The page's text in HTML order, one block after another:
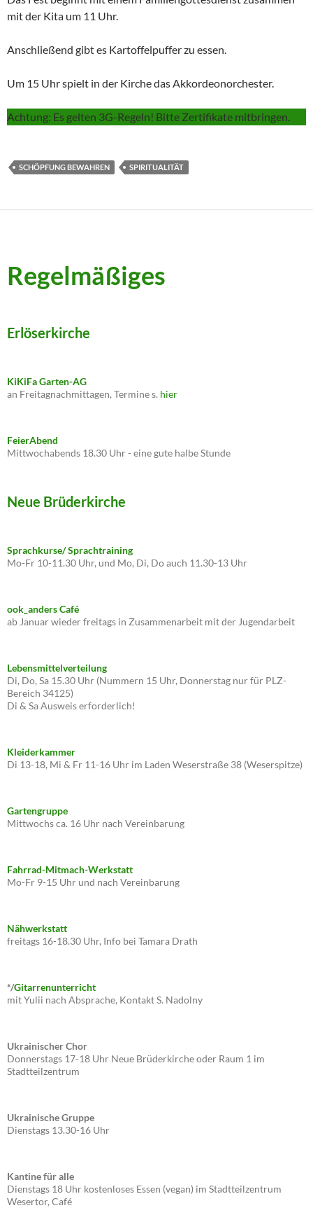
mit der Kita um 11 Uhr.
Anschließend gibt es Kartoffelpuffer zu essen.
Um 15 Uhr spielt in der Kirche das Akkordeonorchester.
Achtung: Es gelten 3G-Regeln! Bitte Zertifikate mitbringen.
SCHÖPFUNG BEWAHREN SPIRITUALITÄT
Regelmäßiges
Erlöserkirche
KiKiFa Garten-AG
an Freitagnachmittagen, Termine s. hier
FeierAbend
Mittwochabends 18.30 Uhr - eine gute halbe Stunde
Neue Brüderkirche
Sprachkurse/ Sprachtraining
Mo-Fr 10-11.30 Uhr, und Mo, Di, Do auch 11.30-13 Uhr
ook_anders Café
ab Januar wieder freitags in Zusammenarbeit mit der Jugendarbeit
Lebensmittelverteilung
Di, Do, Sa 15.30 Uhr (Nummern 15 Uhr, Donnerstag nur für PLZ-
Bereich 34125)
Di & Sa Ausweis erforderlich!
Kleiderkammer
Di 13-18, Mi & Fr 11-16 Uhr im Laden Weserstraße 38 (Weserspitze)
Gartengruppe
Mittwochs ca. 16 Uhr nach Vereinbarung
Fahrrad-Mitmach-Werkstatt
Mo-Fr 9-15 Uhr und nach Vereinbarung
Nähwerkstatt
freitags 16-18.30 Uhr, Info bei Tamara Drath
*/Gitarrenunterricht
mit Yulii nach Absprache, Kontakt S. Nadolny
Ukrainischer Chor
Donnerstags 17-18 Uhr Neue Brüderkirche oder Raum 1 im
Stadtteilzentrum
Ukrainische Gruppe
Dienstags 13.30-16 Uhr
Kantine für alle
Dienstags 18 Uhr kostenloses Essen (vegan) im Stadtteilzentrum
Wesertor, Café